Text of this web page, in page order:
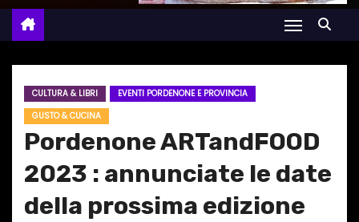
CULTURA & LIBRI
EVENTI PORDENONE E PROVINCIA
GUSTO & CUCINA
Pordenone ARTandFOOD
2023 : annunciate le date
della prossima edizione